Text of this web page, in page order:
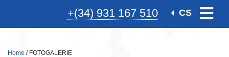
+(34) 931 167 510 CS
Home / FOTOGALERIE